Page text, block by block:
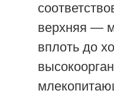
верхняя —
вплоть до